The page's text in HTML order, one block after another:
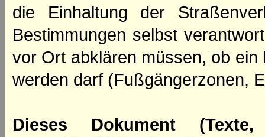
die Einhaltung der
Bestimmungen selbst
vor Ort abklären müssen, ob
werden darf (Fußgängerzonen,
Dieses Dokument